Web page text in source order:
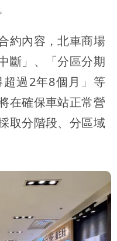
約內容，北車商場
斷」、「分區分期
過2年8個月」等
在確保車站正常營
取分階段、分區域